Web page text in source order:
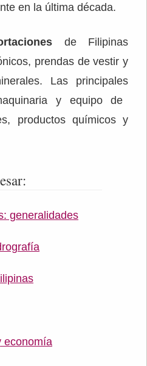
en la última década.
de Filipinas
prendas de vestir y
Las principales
y equipo de
productos químicos y
generalidades
economía